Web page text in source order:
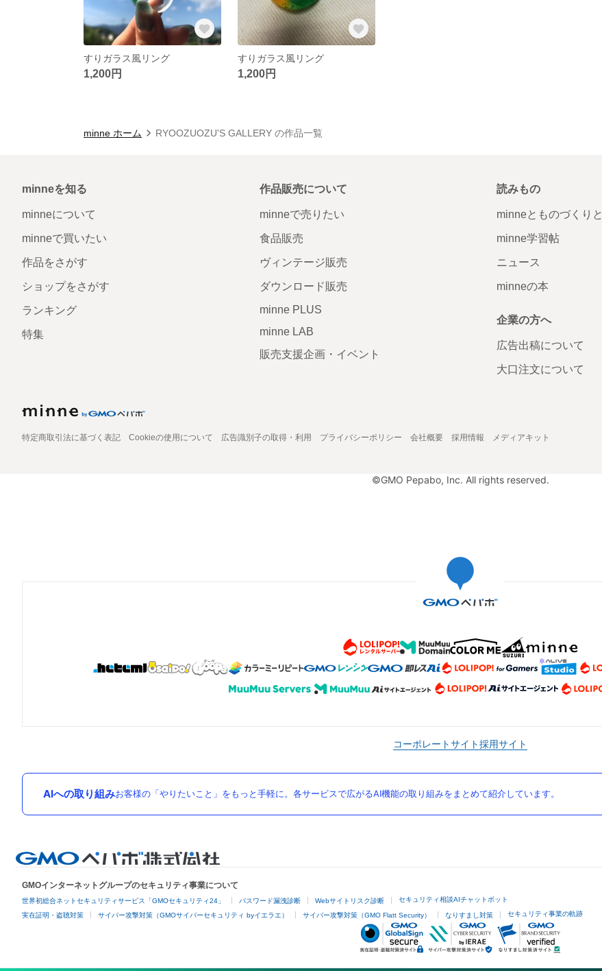
すりガラス風リング
1,200円
すりガラス風リング
1,200円
minne ホーム RYOOZUOZU'S GALLERY の作品一覧
minneを知る
minneについて
minneで買いたい
作品をさがす
ショップをさがす
ランキング
特集
作品販売について
minneで売りたい
食品販売
ヴィンテージ販売
ダウンロード販売
minne PLUS
minne LAB
販売支援企画・イベント
読みもの
minneとものづくりと
minne学習帖
ニュース
minneの本
企業の方へ
広告出稿について
大口注文について
特定商取引法に基づく表記 Cookieの使用について 広告識別子の取得・利用 プライバシーポリシー 会社概要 採用情報 メディアキット
©GMO Pepabo, Inc. All rights reserved.
コーポレートサイト採用サイト
AIへの取り組みお客様の「やりたいこと」をもっと手軽に。各サービスで広がるAI機能の取り組みをまとめて紹介しています。
GMOインターネットグループのセキュリティ事業について
世界初総合ネットセキュリティサービス「GMOセキュリティ24」 パスワード漏洩診断 Webサイトリスク診断 セキュリティ相談AIチャットボット
実在証明・盗聴対策 サイバー攻撃対策（GMOサイバーセキュリティ byイエラエ） サイバー攻撃対策（GMO Flatt Security） なりすまし対策 セキュリティ事業の軌跡